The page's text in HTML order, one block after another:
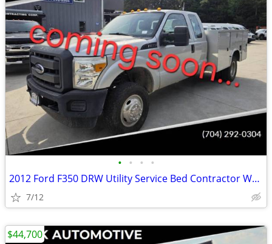
• • • •
2012 Ford F350 DRW Utility Service Bed Contractor Work Truck Liftgate
7/12
$44,700